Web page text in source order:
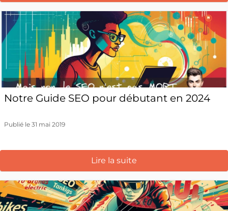
Notre Guide SEO pour débutant en 2024
Publié le 31 mai 2019
Lire la suite